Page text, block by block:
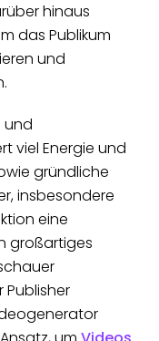
hinaus
das Publikum
und
und
viel Energie und
gründliche
insbesondere
eine
großartiges
Publisher